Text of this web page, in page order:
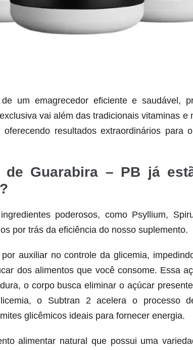
um emagrecedor eficiente e saudável,
vai além das tradicionais vitaminas e
oferecendo resultados extraordinários para
de Guarabira – PB já
poderosos, como Psyllium,
por trás da eficiência do nosso suplemento.
auxiliar no controle da glicemia,
dos alimentos que você consome. Essa
o corpo busca eliminar o açúcar
o Subtran 2 acelera o processo
glicêmicos ideais para fornecer energia.
alimentar natural que possui uma
Seca Já